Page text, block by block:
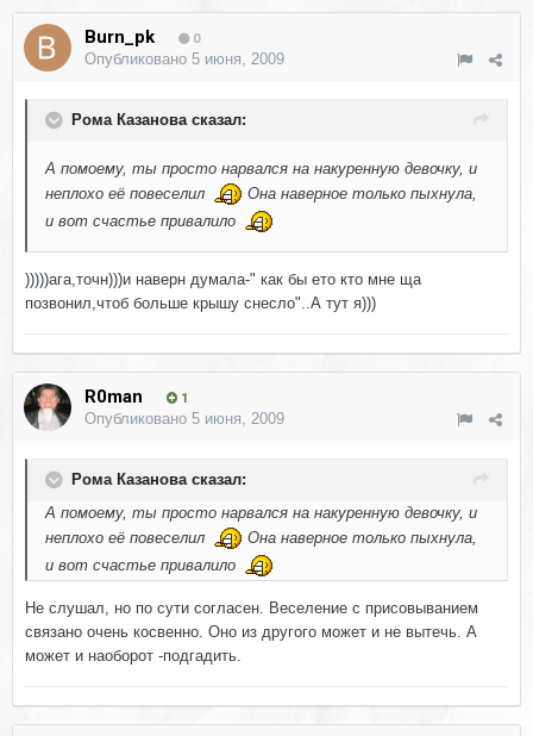
Burn_pk 0
Опубликовано 5 июня, 2009
Рома Казанова сказал:
А помоему, ты просто нарвался на накуренную девочку, и
неплохо её повеселил
Она наверное только пыхнула,
и вот счастье привалило
)))))aга,точн)))и наверн думала-" как бы ето кто мне ща
позвонил,чтоб больше крышу снесло"..А тут я)))
R0man 1
Опубликовано 5 июня, 2009
Рома Казанова сказал:
А помоему, ты просто нарвался на накуренную девочку, и
неплохо её повеселил
Она наверное только пыхнула,
и вот счастье привалило
Не слушал, но по сути согласен. Веселение с присовыванием
связано очень косвенно. Оно из другого может и не вытечь. А
может и наоборот -подгадить.